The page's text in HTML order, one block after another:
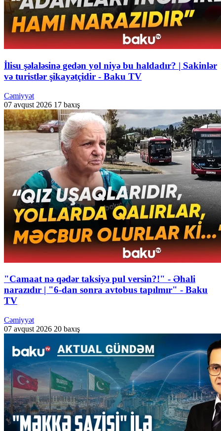
İlisu şəlaləsinə gedən yol niyə bu haldadır? | Sakinlər
və turistlər şikayətçidir - Baku TV
Cəmiyyət
07 avqust 2026 17 baxış
"Camaat nə qədər taksiyə pul versin?!" - Əhali
narazıdır | "6-dan sonra avtobus tapılmır" - Baku
TV
Cəmiyyət
07 avqust 2026 20 baxış